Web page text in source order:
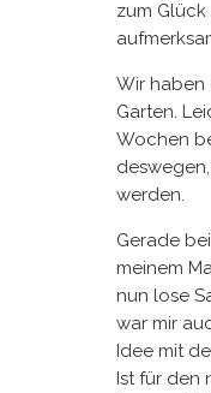
zum
Wir haben
Garten.
Wochen
werden.
Gerade
meinem
nun lose
war mir
Idee mit
Ist für den